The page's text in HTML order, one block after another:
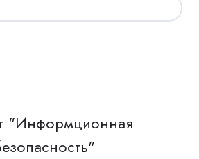
"Информционная